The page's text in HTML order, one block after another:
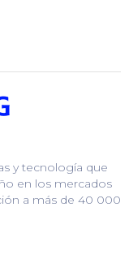
y tecnología que
en los mercados
a más de 40 000